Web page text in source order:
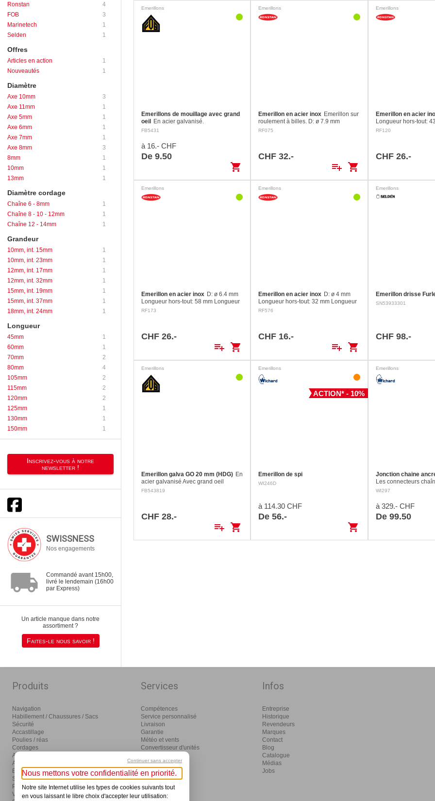
Ronstan
4
FOB
3
Marinetech
1
Selden
1
Offres
Articles en action
1
Nouveautés
1
Diamètre
Axe 10mm
3
Axe 11mm
1
Axe 5mm
1
Axe 6mm
1
Axe 7mm
1
Axe 8mm
3
8mm
1
10mm
1
13mm
1
Diamètre cordage
Chaîne 6 - 8mm
1
Chaîne 8 - 10 - 12mm
1
Chaîne 12 - 14mm
1
Grandeur
10mm, int. 15mm
1
10mm, int. 23mm
1
12mm, int. 17mm
1
12mm, int. 32mm
1
15mm, int. 19mm
1
15mm, int. 37mm
1
18mm, int. 24mm
1
Longueur
45mm
1
60mm
1
70mm
2
80mm
4
105mm
2
115mm
2
120mm
2
125mm
1
130mm
1
150mm
1
Inscrivez-vous à notre
newsletter !
SWISSNESS
Nos engagements
local_shipping
Commandé avant 15h00,
livré le lendemain (16h00
par Express)
Un article manque dans notre
assortiment ?
Faites-le nous savoir !
Emerillons
Emerillons de mouillage avec grand
oeil En acier galvanisé.
FB5431
à 16.- CHF
De 9.50
shopping_cart
Emerillons
Emerillon en acier inox Emerillon sur
roulement à billes. D: ø 7.9 mm
Longueur hors-tout: 76 mm Longueur
RF075
CHF 32.-
playlist_add shopping_cart
Emerillons
Emerillon en acier
Longueur hors-tout:
int. A: 9 mm Longueur
RF120
CHF 26.-
Emerillons
Emerillon en acier inox D: ø 6.4 mm
Longueur hors-tout: 58 mm Longueur
int. A: 12 mm Longueur int. B: 12 mm
RF173
CHF 26.-
playlist_add shopping_cart
Emerillons
Emerillon en acier inox D: ø 4 mm
Longueur hors-tout: 32 mm Longueur
int. A 6 mm Longueur int. B: 6 mm C:
RF576
CHF 16.-
playlist_add shopping_cart
Emerillons
Emerillon drisse
SN53933301
CHF 98.-
Emerillons
Emerillon galva GO 20 mm (HDG) En
acier galvanisé Avec grand oeil
FB543819
CHF 28.-
playlist_add shopping_cart
Emerillons
ACTION* - 10%
Emerillon de spi
WI246D
à 114.30 CHF
De 56.-
shopping_cart
Emerillons
Jonction chaine
Les connecteurs
Wichard facilitent les
de l’ancre. Ils
automatiquement…
WI297
à 329.- CHF
De 99.50
Produits
Navigation
Habillement / Chaussures / Sacs
Sécurité
Accastillage
Poulies / réas
Cordages
Amarrage / mouillage / moteurs
Aménagement
Eclairage / électricité
Sanitaires / pompes
Produits d'entretien
Visser / coller / outils
Services
Compétences
Service personnalisé
Livraison
Garantie
Météo et vents
Convertisseur d'unités
Distribution
Infos
Entreprise
Historique
Revendeurs
Marques
Contact
Blog
Catalogue
Médias
Jobs
Continuer sans accepter
Nous mettons votre confidentialité en priorité.
Notre site Internet utilise les types de cookies suivants tout
en vous laissant le libre choix d'accepter leur utilisation: